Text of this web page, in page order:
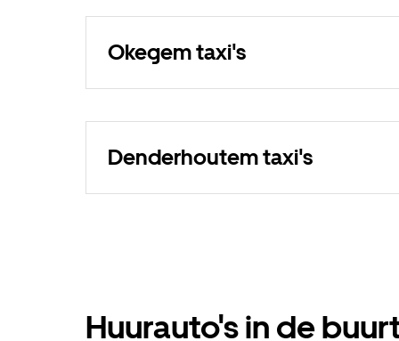
Okegem taxi's
Denderhoutem taxi's
Huurauto's in de